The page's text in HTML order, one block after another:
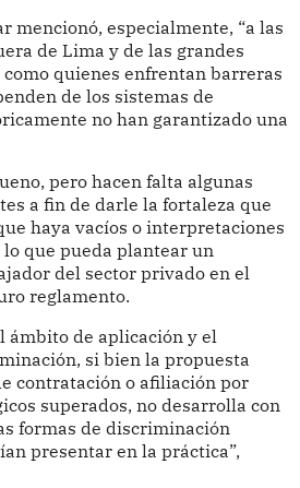
mencionó, especialmente, “a las
de Lima y de las grandes
quienes enfrentan barreras
de los sistemas de
no han garantizado una
pero hacen falta algunas
a fin de darle la fortaleza que
haya vacíos o interpretaciones
que pueda plantear un
del sector privado en el
reglamento.
ámbito de aplicación y el
si bien la propuesta
contratación o afiliación por
superados, no desarrolla con
formas de discriminación
presentar en la práctica”,